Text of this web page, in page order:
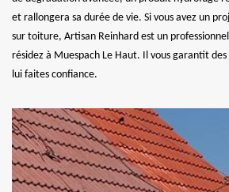
et rallongera sa durée de vie. Si vous avez un
sur toiture, Artisan Reinhard est un
résidez à Muespach Le Haut. Il vous garantit des
lui faites confiance.